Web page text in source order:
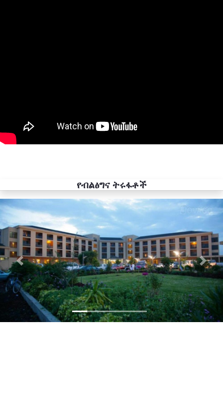
የብልፅግና ትሩፋቶች
Previous Next